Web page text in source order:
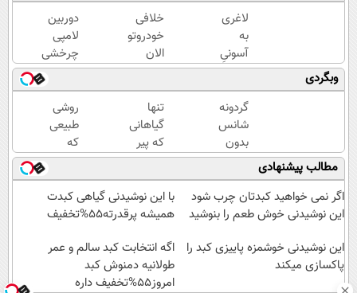
لاغری
به
آسونیِ
نوشیدن
یک
دمنوش
خوش
طعم
خلافی
خودروتو
الان
ببین، با
پلاک و
کد
ملی،
بدون
نیاز به
مراجعه
حضوری
دوربین
لامپی
چرخشی
360
درجه
فقط
امروز
حراج
شد🔥
پرداخت
درب
منزل
وبگردی
گردونه
شانس
بدون
پوچ، از
آیفون17تا
PS5 و
طلای
و دلار
تنها
گیاهانی
که پیر
شدن
رو
متوقف
می
روشی
طبیعی
که
توسط
آن
مرتبا
جوان
رو حس
تخفیف
مطالب پیشنهادی
اگر نمی خواهید کبدتان چرب شود
این نوشیدنی خوش طعم را بنوشید
با این نوشیدنی گیاهی کبدت
همیشه پرقدرته55%تخفیف
این نوشیدنی خوشمزه پاییزی کبد را
پاکسازی میکند
اگه انتخابت کبد سالم و عمر
طولانیه دمنوش کبد
امروز55%تخفیف داره